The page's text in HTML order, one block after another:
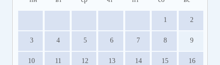
1 2
3 4 5 6 7 8 9
10 11 12 13 14 15 16